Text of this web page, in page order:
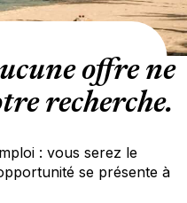
offre ne
recherche.
: vous serez le
se présente à